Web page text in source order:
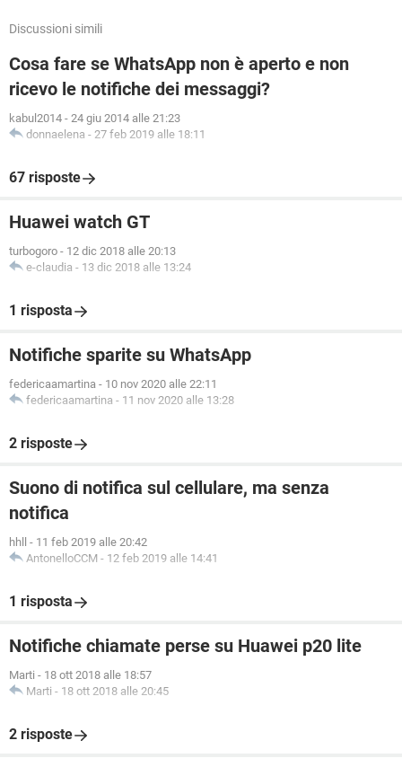
Discussioni simili
Cosa fare se WhatsApp non è aperto e non
ricevo le notifiche dei messaggi?
kabul2014 - 24 giu 2014 alle 21:23
donnaelena - 27 feb 2019 alle 18:11
67 risposte
Huawei watch GT
turbogoro - 12 dic 2018 alle 20:13
e-claudia - 13 dic 2018 alle 13:24
1 risposta
Notifiche sparite su WhatsApp
federicaamartina - 10 nov 2020 alle 22:11
federicaamartina - 11 nov 2020 alle 13:28
2 risposte
Suono di notifica sul cellulare, ma senza
notifica
hhll - 11 feb 2019 alle 20:42
AntonelloCCM - 12 feb 2019 alle 14:41
1 risposta
Notifiche chiamate perse su Huawei p20 lite
Marti - 18 ott 2018 alle 18:57
Marti - 18 ott 2018 alle 20:45
2 risposte